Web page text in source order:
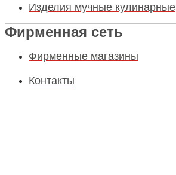
Изделия мучные кулинарные
Фирменная сеть
Фирменные магазины
Контакты